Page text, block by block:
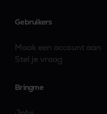
Gebruikers
Maak een account aan
Stel je vraag
Bringme